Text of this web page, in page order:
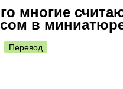
многие
в
Перевод